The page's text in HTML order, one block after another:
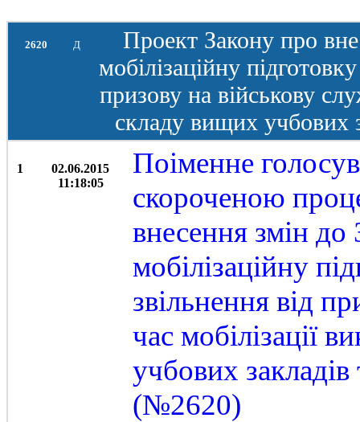
2620 Д
Проект Закону про
мобілізаційну
призову на військову
складу вищих учбових
1
02.06.2015
11:18:05
Поіменне
скороченою
внесення змін
мобілізаційну
звільнення від
час мобілізації
учбових закладів
(№2620)